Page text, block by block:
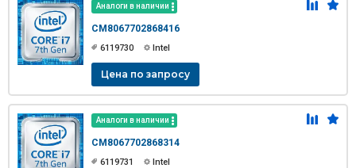
Аналоги в наличии
CM8067702868416
6119730 Intel
Цена по запросу
Аналоги в наличии
CM8067702868314
6119731 Intel